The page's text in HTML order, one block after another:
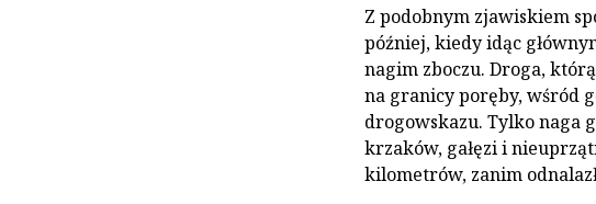
Z podobnym zjawiskiem
później, kiedy idąc
nagim zboczu. Droga,
na granicy poręby, wśród
drogowskazu. Tylko naga
krzaków, gałęzi i
kilometrów, zanim